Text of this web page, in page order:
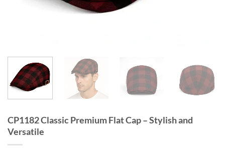
CP1182 Classic Premium Flat Cap – Stylish and
Versatile